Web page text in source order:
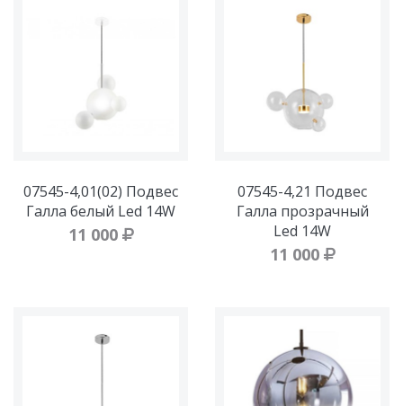
07545-4,01(02) Подвес
Галла белый Led 14W
11 000
07545-4,21 Подвес
Галла прозрачный
Led 14W
11 000